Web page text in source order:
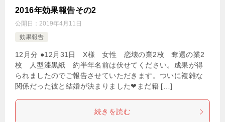
2016年効果報告その2
公開日： 2019年4月11日
効果報告
12月分 ●12月31日 X様 女性 恋壊の業2枚 奪還の業2
枚 人型漆黒紙 約半年名前は伏せてください。成果が得
られましたのでご報告させていただきます。ついに複雑な
関係だった彼と結婚が決まりました❤まだ籍 […]
続きを読む